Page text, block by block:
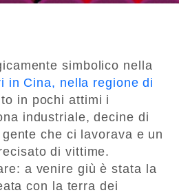
simbolico nella
in Cina, nella regione di
in pochi attimi i
industriale, decine di
che ci lavorava e un
di vittime.
a venire giù è stata la
con la terra dei